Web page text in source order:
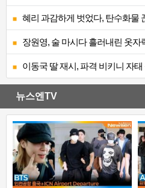
혜리 과감하게 벗었다, 탄수화물
장원영, 술 마시다 흘러내린 옷
이동국 딸 재시, 파격 비키니 자
뉴스엔TV